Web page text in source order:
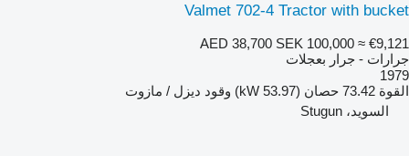
Valmet 702-4 Tractor with bucket
AED 38,700 SEK 100,000 ≈ €9,121
جرارات - جرار بعجلات
1979
القوة 73.42 حصان (53.97 kW) وقود ديزل / مازوت
السويد، Stugun